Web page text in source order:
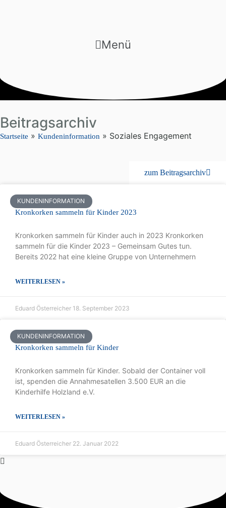
Menü
Beitragsarchiv
Startseite » Kundeninformation » Soziales Engagement
zum Beitragsarchiv
KUNDENINFORMATION
Kronkorken sammeln für Kinder 2023
Kronkorken sammeln für Kinder auch in 2023 Kronkorken
sammeln für die Kinder 2023 – Gemeinsam Gutes tun.
Bereits 2022 hat eine kleine Gruppe von Unternehmern
WEITERLESEN »
Eduard Österreicher 18. September 2023
KUNDENINFORMATION
Kronkorken sammeln für Kinder
Kronkorken sammeln für Kinder. Sobald der Container voll
ist, spenden die Annahmesatellen 3.500 EUR an die
Kinderhilfe Holzland e.V.
WEITERLESEN »
Eduard Österreicher 22. Januar 2022